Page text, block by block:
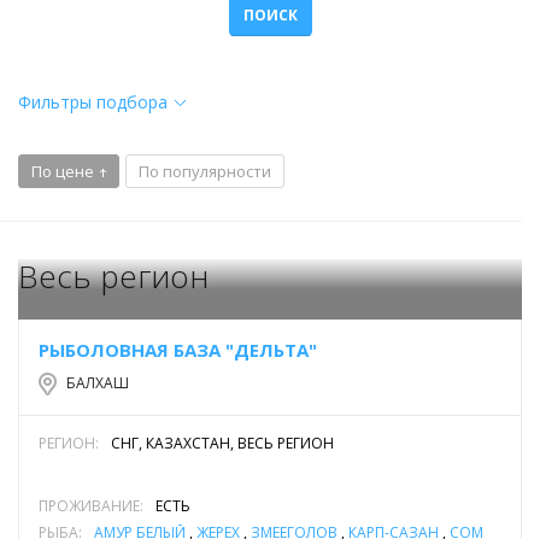
ПОИСК
Фильтры подбора
По цене По популярности
Весь регион
РЫБОЛОВНАЯ БАЗА "ДЕЛЬТА"
БАЛХАШ
РЕГИОН: СНГ, КАЗАХСТАН, ВЕСЬ РЕГИОН
ПРОЖИВАНИЕ:
ЕСТЬ
РЫБА:
АМУР БЕЛЫЙ ,ЖЕРЕХ , ЗМЕЕГОЛОВ , КАРП-САЗАН , СОМ